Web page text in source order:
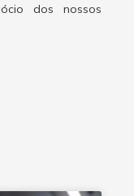
dos nossos